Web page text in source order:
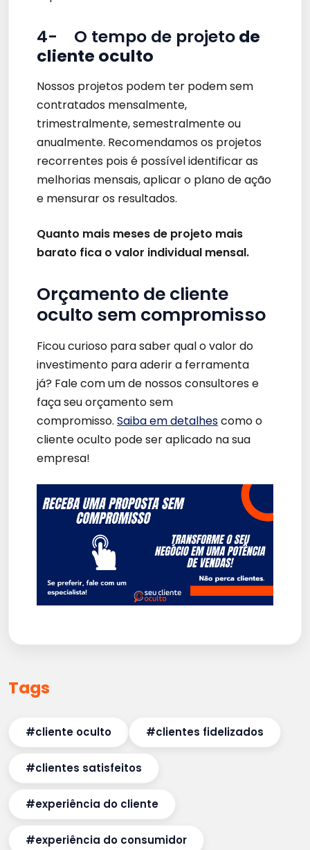
4- O tempo de projetode
cliente oculto
Nossos projetos podem ter podem sem
contratados mensalmente,
trimestralmente, semestralmente ou
anualmente. Recomendamos os projetos
recorrentes pois é possível identificar as
melhorias mensais, aplicar o plano de ação
e mensurar os resultados.
Quanto mais meses de projeto mais
barato fica o valor individual mensal.
Orçamento de cliente
oculto sem compromisso
Ficou curioso para saber qual o valor do
investimento para aderir a ferramenta
já? Fale com um de nossos consultores e
faça seu orçamento sem
compromisso. Saiba em detalhescomo o
cliente oculto pode ser aplicado na sua
empresa!
Tags
#cliente oculto #clientes fidelizados
#clientes satisfeitos
#experiência do cliente
#experiência do consumidor